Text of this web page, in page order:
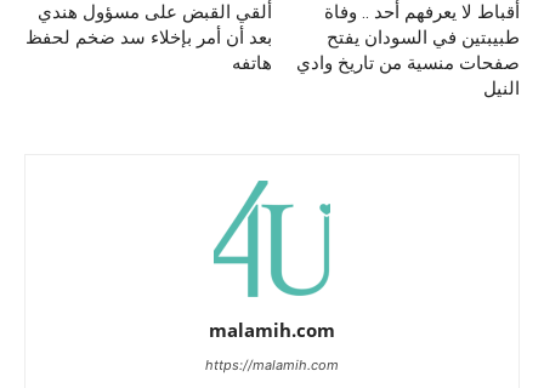
ألقي القبض على مسؤول هندي
بعد أن أمر بإخلاء سد ضخم لحفظ
هاتفه
أقباط لا يعرفهم أحد .. وفاة
طبيبتين في السودان يفتح
صفحات منسية من تاريخ وادي
النيل
malamih.com
https://malamih.com